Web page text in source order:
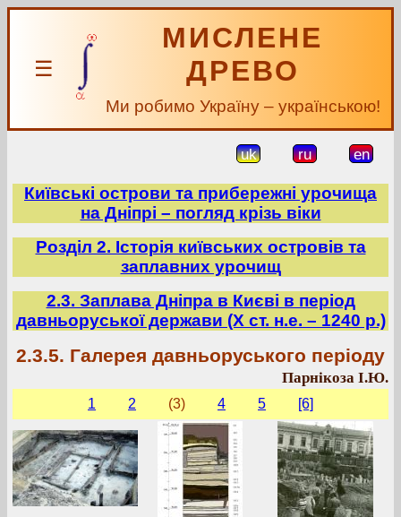
☰
МИСЛЕНЕ
ДРЕВО
Ми робимо Україну – українською!
uk ru en
Київські острови та прибережні урочища
на Дніпрі – погляд крізь віки
Розділ 2. Історія київських островів та
заплавних урочищ
2.3. Заплава Дніпра в Києві в період
давньоруської держави (Х ст. н.е. – 1240 р.)
2.3.5. Галерея давньоруського періоду
Парнікоза І.Ю.
1 2 (3) 4 5 [6]